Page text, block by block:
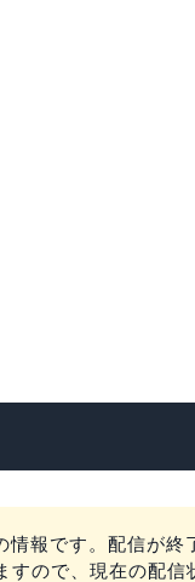
報です。配信が終
すので、現在の配信